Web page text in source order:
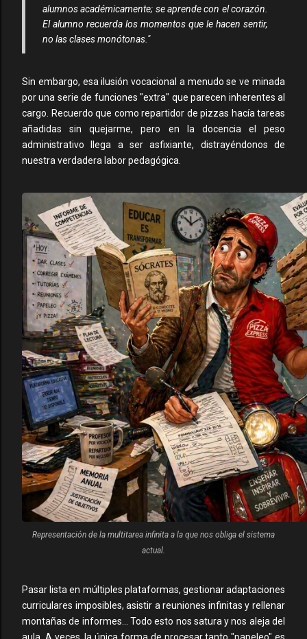
alumnos académicamente; se aprende con el corazón.
El alumno recuerda los momentos que le hacen sentir,
no las clases monótonas."
Sin embargo, esa ilusión vocacional a menudo se ve minada
por una serie de funciones "extra" que parecen inherentes al
cargo. Recuerdo que como repartidor de pizzas hacía tareas
añadidas sin quejarme, pero en la docencia el peso
administrativo llega a ser asfixiante, distrayéndonos de
nuestra verdadera labor pedagógica.
Representación de la multitarea infinita a la que nos obliga el sistema
actual.
Pasar lista en múltiples plataformas, gestionar adaptaciones
curriculares imposibles, asistir a reuniones infinitas y rellenar
montañas de informes... Todo esto nos satura y nos aleja del